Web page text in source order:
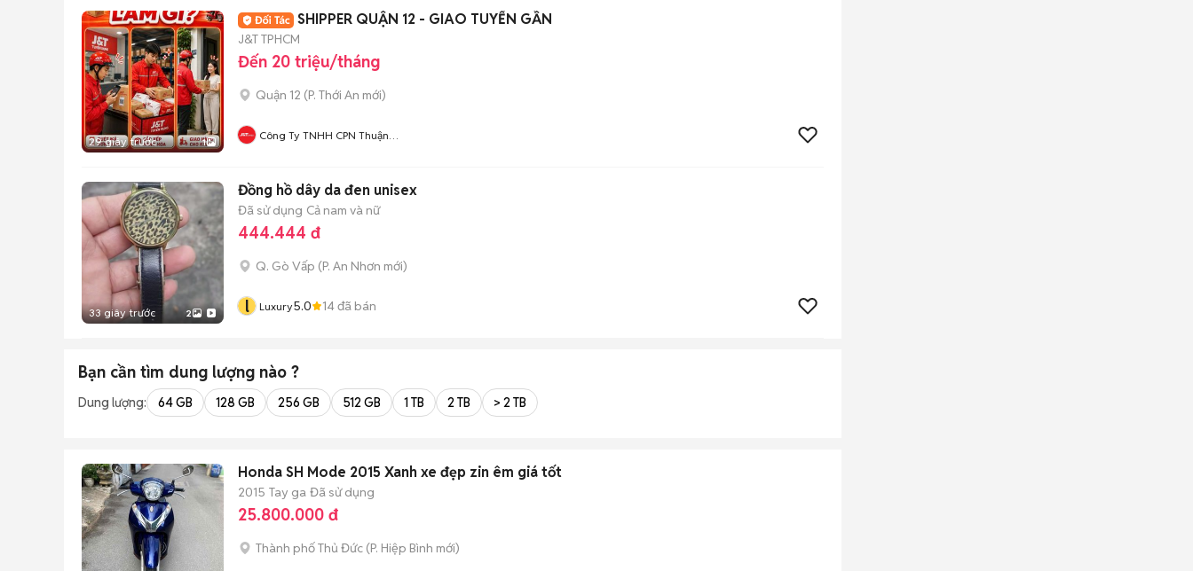
29 giây trước 1
SHIPPER QUẬN 12 - GIAO TUYẾN GẦN
J&T TPHCM
Đến 20 triệu/tháng
Quận 12 (P. Thới An mới)
Công Ty TNHH CPN Thuận
33 giây trước 2
Đồng hồ dây da đen unisex
Đã sử dụng Cả nam và nữ
444.444 đ
Q. Gò Vấp (P. An Nhơn mới)
l Luxury5.0 14đã bán
Bạn cần tìm dung lượng nào ?
Dung lượng: 64 GB 128 GB 256 GB 512 GB 1 TB 2 TB > 2 TB
Honda SH Mode 2015 Xanh xe đẹp zin êm giá tốt
2015 Tay ga Đã sử dụng
25.800.000 đ
Thành phố Thủ Đức (P. Hiệp Bình mới)